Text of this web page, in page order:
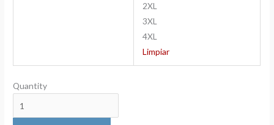
2XL
3XL
4XL
Limpiar
Quantity